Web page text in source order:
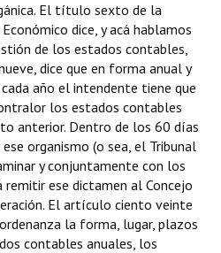
El título sexto de la
dice, y acá hablamos
de los estados contables,
dice que en forma anual y
año el intendente tiene que
los estados contables
anterior. Dentro de los 60 días
organismo (o sea, el Tribunal
y conjuntamente con los
ese dictamen al Concejo
El artículo ciento veinte
la forma, lugar, plazos
contables anuales, los